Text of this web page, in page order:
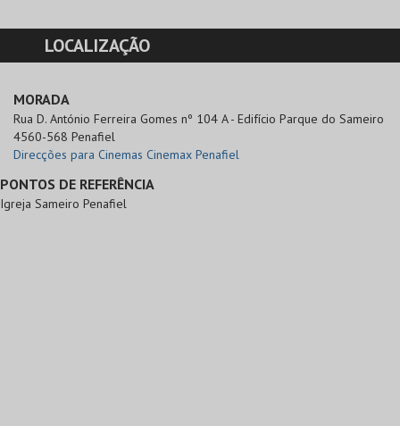
LOCALIZAÇÃO
MORADA
Rua D. António Ferreira Gomes nº 104 A - Edifício Parque do Sameiro
4560-568 Penafiel
Direcções para Cinemas Cinemax Penafiel
PONTOS DE REFERÊNCIA
Igreja Sameiro Penafiel